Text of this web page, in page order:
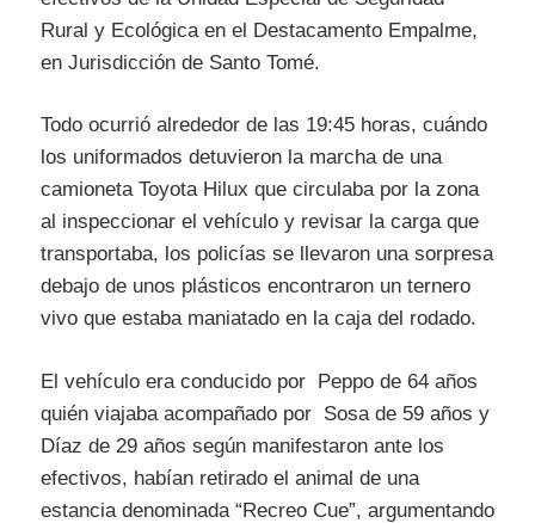
Rural y Ecológica en el Destacamento Empalme,
en Jurisdicción de Santo Tomé.
Todo ocurrió alrededor de las 19:45 horas, cuándo
los uniformados detuvieron la marcha de una
camioneta Toyota Hilux que circulaba por la zona
al inspeccionar el vehículo y revisar la carga que
transportaba, los policías se llevaron una sorpresa
debajo de unos plásticos encontraron un ternero
vivo que estaba maniatado en la caja del rodado.
El vehículo era conducido por Peppo de 64 años
quién viajaba acompañado por Sosa de 59 años y
Díaz de 29 años según manifestaron ante los
efectivos, habían retirado el animal de una
estancia denominada “Recreo Cue”, argumentando